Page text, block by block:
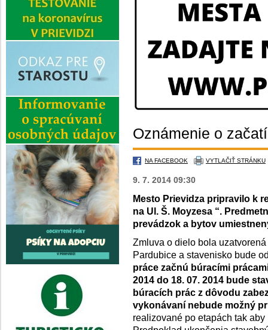
Oznámenie o
NA FACEBOOK VYTLAČIŤ STRÁNKU
9. 7. 2014 09:30
Mesto Prievidza pripravilo k
na Ul. Š. Moyzesa “.
prevádzok a bytov
Zmluva o dielo bola
Pardubice a stavenisko bude
práce začnú búracími
2014 do 18. 07. 2014 bude
búracích prác z dôvodu
vykonávaní nebude možný
realizované po etapách tak